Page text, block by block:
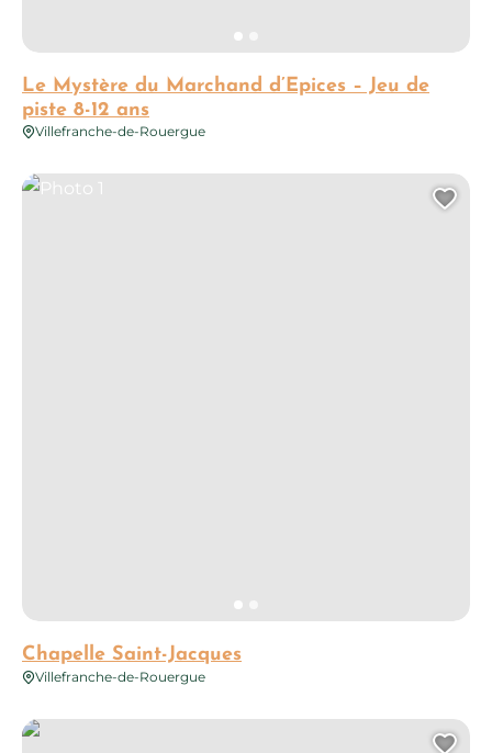
Le Mystère du Marchand d’Epices – Jeu de
piste 8-12 ans
Villefranche-de-Rouergue
Chapelle Saint-Jacques
Villefranche-de-Rouergue
Photo 1
Oreilles en balade à Villefranche de Rouergue – Balade